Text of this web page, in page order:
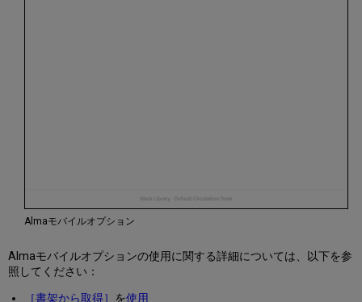
Almaモバイルオプション
Almaモバイルオプションの使用に関する詳細については、以下を参
照してください：
［書架から取得］ を使用